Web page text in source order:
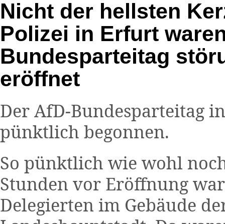
Nicht der hellsten
Polizei in Erfurt
Bundesparteitag
eröffnet
Der AfD-Bundesparteitag
pünktlich begonnen.
So pünktlich wie wohl
Stunden vor Eröffnung
Delegierten im Gebäude